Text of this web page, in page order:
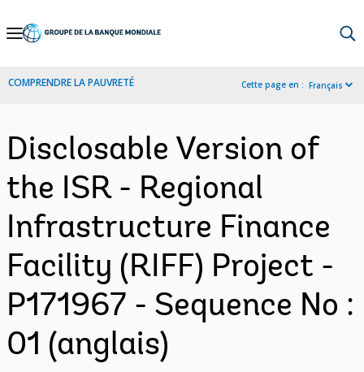
Skip
Navigation
COMPRENDRE LA PAUVRETÉ Cette page en : Français
Disclosable Version of
the ISR - Regional
Infrastructure Finance
Facility (RIFF) Project -
P171967 - Sequence No :
01 (anglais)